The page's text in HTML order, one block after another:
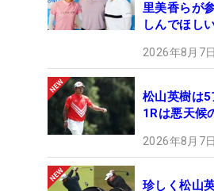
里美香らが
しんでほしい
2026年8月7
松山英樹は
1Rは悪天候
2026年8月7
珍しく松山